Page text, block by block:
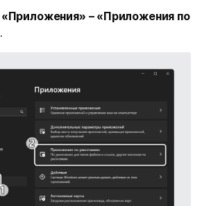
«Приложения» – «Приложения по
.